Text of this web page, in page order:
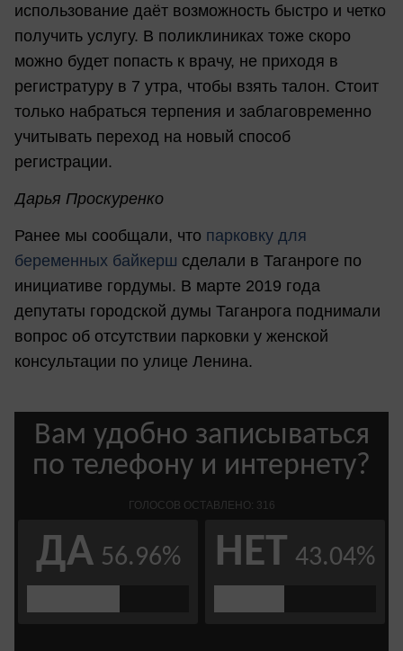
использование даёт возможность быстро и четко
получить услугу. В поликлиниках тоже скоро
можно будет попасть к врачу, не приходя в
регистратуру в 7 утра, чтобы взять талон. Стоит
только набраться терпения и заблаговременно
учитывать переход на новый способ
регистрации.
Дарья Проскуренко
Ранее мы сообщали, что парковку для
беременных байкерш сделали в Таганроге по
инициативе гордумы. В марте 2019 года
депутаты городской думы Таганрога поднимали
вопрос об отсутствии парковки у женской
консультации по улице Ленина.